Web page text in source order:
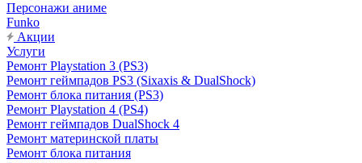
Персонажи аниме
Funko
Акции
Услуги
Ремонт Playstation 3 (PS3)
Ремонт геймпадов PS3 (Sixaxis & DualShock)
Ремонт блока питания (PS3)
Ремонт Playstation 4 (PS4)
Ремонт геймпадов DualShock 4
Ремонт материнской платы
Ремонт блока питания